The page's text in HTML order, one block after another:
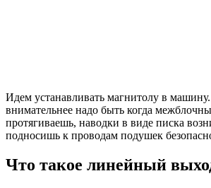
Идем устанавливать магнитолу в
внимательнее надо быть когда
протягиваешь, наводки в виде писка
подносишь к проводам подушек
Что такое линейный